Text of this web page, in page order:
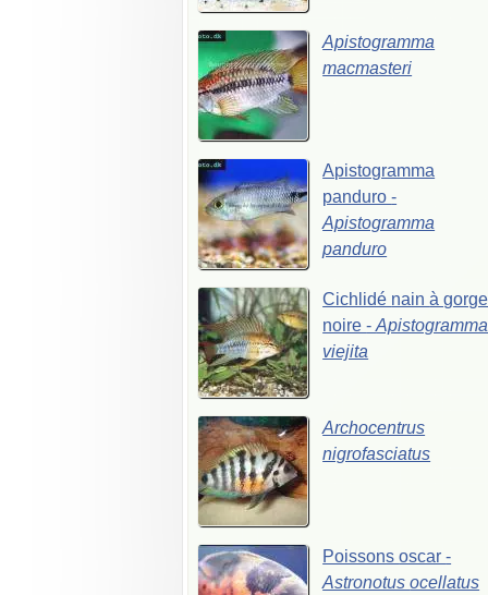
Apistogramma
macmasteri
Apistogramma
panduro-
Apistogramma
panduro
Cichlidé nainàgorge
noire-Apistogramma
viejita
Archocentrus
nigrofasciatus
Poissonsoscar-
Astronotusocellatus